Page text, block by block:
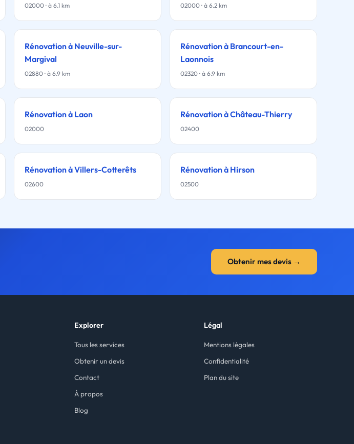
02000 · à 6.1 km 02000 · à 6.2 km
Rénovation à Neuville-sur-
Margival
02880 · à 6.9 km
Rénovation à Brancourt-en-
Laonnois
02320 · à 6.9 km
Rénovation à Laon
02000
Rénovation à Château-Thierry
02400
Rénovation à Villers-Cotterêts
02600
Rénovation à Hirson
02500
Obtenir mes devis →
Explorer
Tous les services
Obtenir un devis
Contact
À propos
Blog
Légal
Mentions légales
Confidentialité
Plan du site